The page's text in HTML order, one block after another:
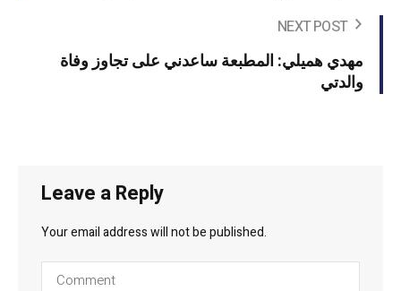
NEXT POST
مهدي هميلي: المطبعة ساعدني على تجاوز وفاة
والدتي
Leave a Reply
Your email address will not be published.